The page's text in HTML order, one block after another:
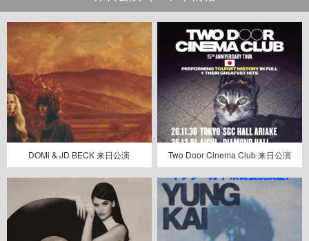
DOMi & JD BECK 来日公演 Two Door Cinema Club 来日公演